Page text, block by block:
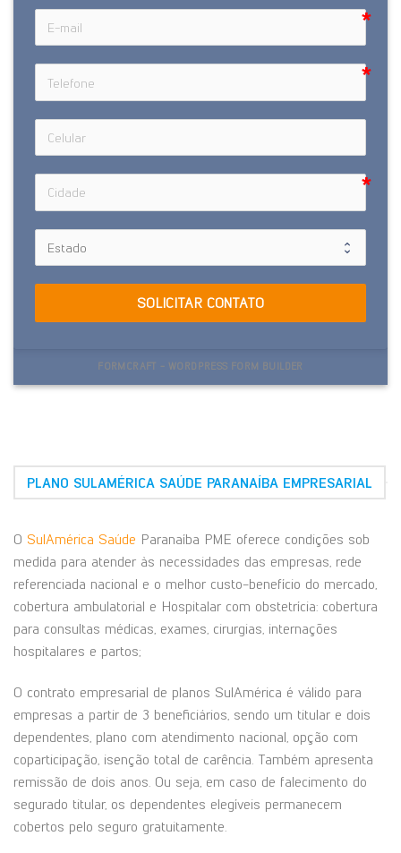
SOLICITAR CONTATO
FORMCRAFT - WORDPRESS FORM BUILDER
PLANO SULAMÉRICA SAÚDE PARANAÍBA EMPRESARIAL
O SulAmérica Saúde Paranaíba PME oferece condições sob
medida para atender às necessidades das empresas, rede
referenciada nacional e o melhor custo-benefício do mercado,
cobertura ambulatorial e Hospitalar com obstetrícia: cobertura
para consultas médicas, exames, cirurgias, internações
hospitalares e partos;
O contrato empresarial de planos SulAmérica é válido para
empresas a partir de 3 beneficiários, sendo um titular e dois
dependentes, plano com atendimento nacional, opção com
coparticipação, isenção total de carência. Também apresenta
remissão de dois anos. Ou seja, em caso de falecimento do
segurado titular, os dependentes elegíveis permanecem
cobertos pelo seguro gratuitamente.